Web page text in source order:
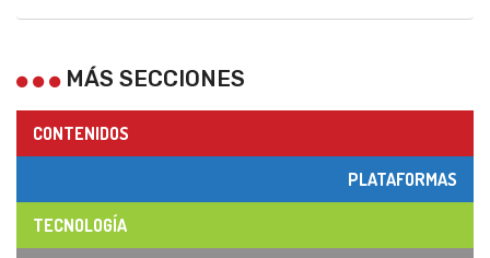
MÁS SECCIONES
CONTENIDOS
PLATAFORMAS
TECNOLOGÍA